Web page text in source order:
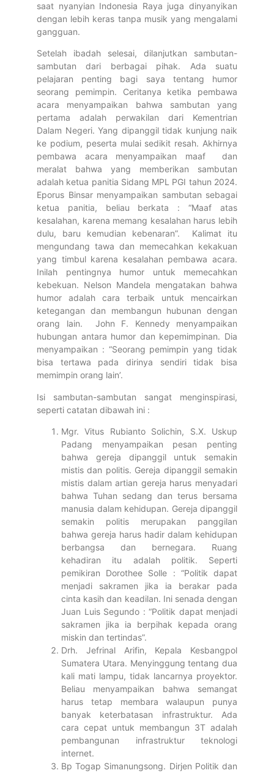
saat nyanyian Indonesia Raya juga dinyanyikan
dengan lebih keras tanpa musik yang mengalami
gangguan.
Setelah ibadah selesai, dilanjutkan sambutan-
sambutan dari berbagai pihak. Ada suatu
pelajaran penting bagi saya tentang humor
seorang pemimpin. Ceritanya ketika pembawa
acara menyampaikan bahwa sambutan yang
pertama adalah perwakilan dari Kementrian
Dalam Negeri. Yang dipanggil tidak kunjung naik
ke podium, peserta mulai sedikit resah. Akhirnya
pembawa acara menyampaikan maaf dan
meralat bahwa yang memberikan sambutan
adalah ketua panitia Sidang MPL PGI tahun 2024.
Eporus Binsar menyampaikan sambutan sebagai
ketua panitia, beliau berkata : “Maaf atas
kesalahan, karena memang kesalahan harus lebih
dulu, baru kemudian kebenaran”. Kalimat itu
mengundang tawa dan memecahkan kekakuan
yang timbul karena kesalahan pembawa acara.
Inilah pentingnya humor untuk memecahkan
kebekuan. Nelson Mandela mengatakan bahwa
humor adalah cara terbaik untuk mencairkan
ketegangan dan membangun hubunan dengan
orang lain. John F. Kennedy menyampaikan
hubungan antara humor dan kepemimpinan. Dia
menyampaikan : “Seorang pemimpin yang tidak
bisa tertawa pada dirinya sendiri tidak bisa
memimpin orang lain’.
Isi sambutan-sambutan sangat menginspirasi,
seperti catatan dibawah ini :
Mgr. Vitus Rubianto Solichin, S.X. Uskup
Padang menyampaikan pesan penting
bahwa gereja dipanggil untuk semakin
mistis dan politis. Gereja dipanggil semakin
mistis dalam artian gereja harus menyadari
bahwa Tuhan sedang dan terus bersama
manusia dalam kehidupan. Gereja dipanggil
semakin politis merupakan panggilan
bahwa gereja harus hadir dalam kehidupan
berbangsa dan bernegara. Ruang
kehadiran itu adalah politik. Seperti
pemikiran Dorothee Solle : “Politik dapat
menjadi sakramen jika ia berakar pada
cinta kasih dan keadilan. Ini senada dengan
Juan Luis Segundo : “Politik dapat menjadi
sakramen jika ia berpihak kepada orang
miskin dan tertindas”.
Drh. Jefrinal Arifin, Kepala Kesbangpol
Sumatera Utara. Menyinggung tentang dua
kali mati lampu, tidak lancarnya proyektor.
Beliau menyampaikan bahwa semangat
harus tetap membara walaupun punya
banyak keterbatasan infrastruktur. Ada
cara cepat untuk membangun 3T adalah
pembangunan infrastruktur teknologi
internet.
Bp Togap Simanungsong. Dirjen Politik dan